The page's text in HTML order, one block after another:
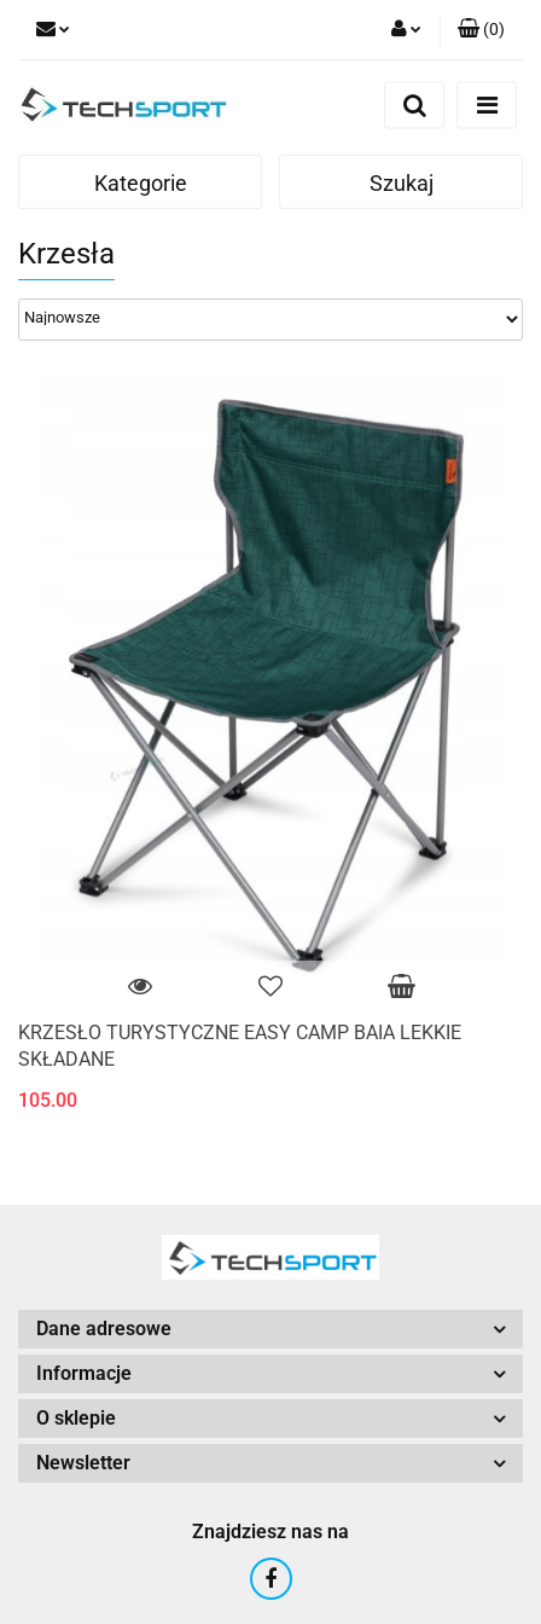
Zaloguj się
(0)
Kategorie Szukaj
Krzesła
KRZESŁO TURYSTYCZNE EASY CAMP BAIA LEKKIE
SKŁADANE
105.00
Dane adresowe
Informacje
O sklepie
Newsletter
Znajdziesz nas na